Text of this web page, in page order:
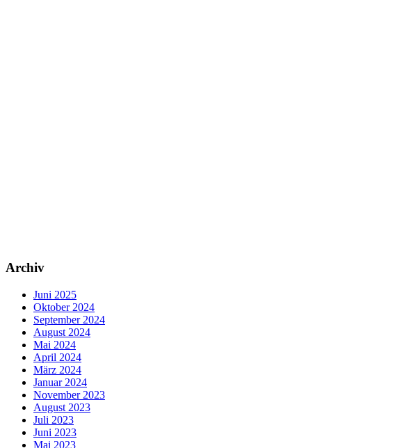
Archiv
Juni 2025
Oktober 2024
September 2024
August 2024
Mai 2024
April 2024
März 2024
Januar 2024
November 2023
August 2023
Juli 2023
Juni 2023
Mai 2023